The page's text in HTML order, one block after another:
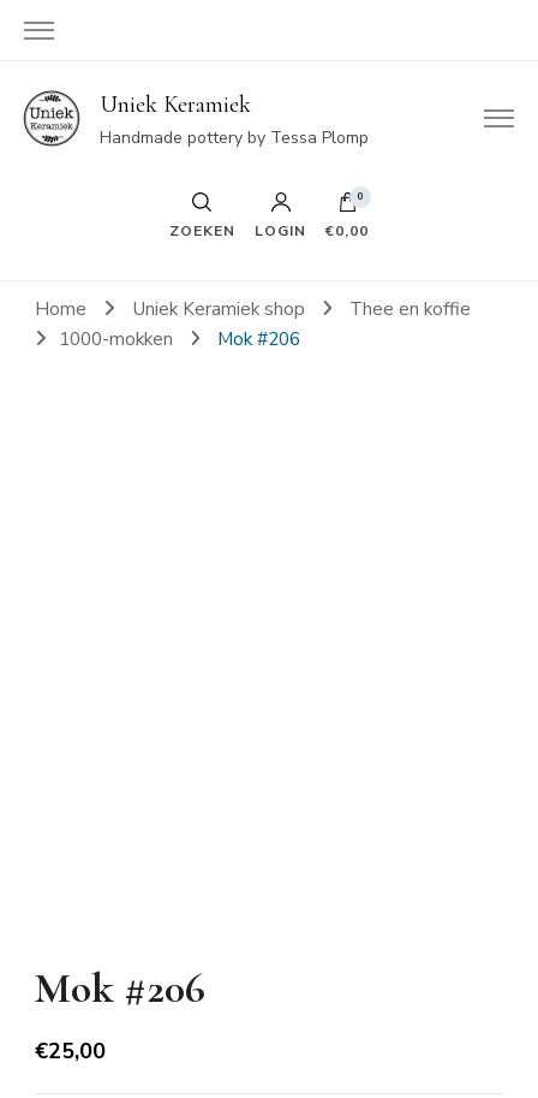
Uniek Keramiek
Handmade pottery by Tessa Plomp
ZOEKEN LOGIN
0
€0,00
Home Uniek Keramiek shop
Thee en koffie
1000-mokken
Mok #206
Mok #206
€25,00